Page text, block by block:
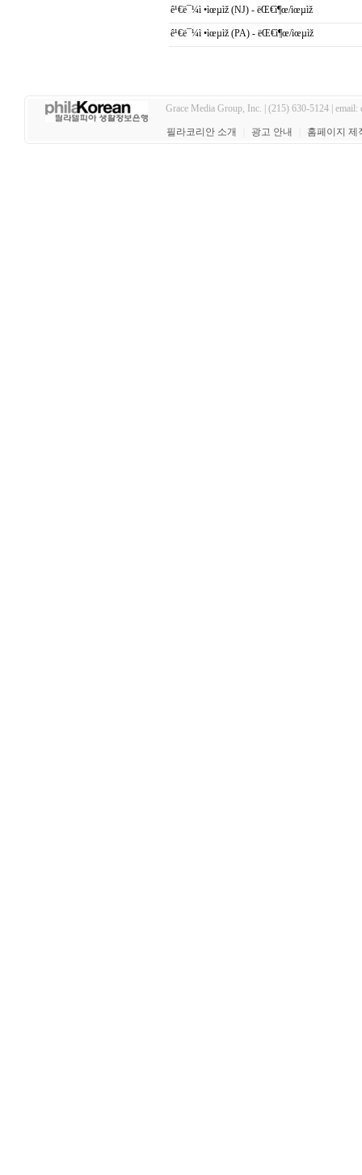
ê¹€ë¯¼ì •ìœµìž (NJ) - ëŒ€ì¶œ/ìœµìž
ê¹€ë¯¼ì •ìœµìž (PA) - ëŒ€ì¶œ/ìœµìž
Grace Media Group, Inc. | (215) 630-5124 | email:
필라코리안 소개 광고 안내 홈페이지 제